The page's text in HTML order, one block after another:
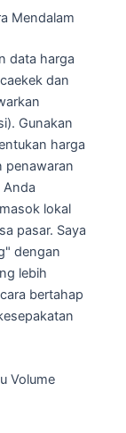
Mendalam
data harga
dan
Gunakan
harga
penawaran
lokal
pasar. Saya
dengan
lebih
bertahap
Volume